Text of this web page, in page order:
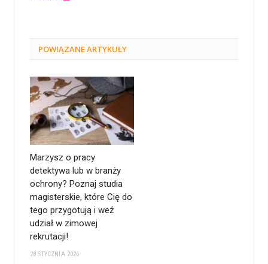
POWIĄZANEARTYKUŁY
Marzysz o pracy
detektywa lub w branży
ochrony? Poznaj studia
magisterskie, które Cię do
tego przygotują i weź
udział w zimowej
rekrutacji!
28 STYCZNIA 2026